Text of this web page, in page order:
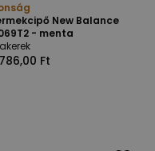
New Balance
- menta
Ft